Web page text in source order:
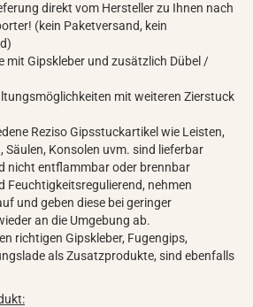
direkt vom Hersteller zu Ihnen nach
(kein Paketversand, kein
mit Gipskleber und zusätzlich Dübel /
mit weiteren Zierstuck
Reziso Gipsstuckartikel wie Leisten,
Säulen, Konsolen uvm. sind lieferbar
nicht entflammbar oder brennbar
Feuchtigkeitsregulierend, nehmen
und geben diese bei geringer
an die Umgebung ab.
richtigen Gipskleber, Fugengips,
als Zusatzprodukte, sind ebenfalls